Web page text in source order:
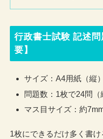
行政書士試験 記述
要】
サイズ：A4用紙（縦）
問題数：1枚で24問（
マス目サイズ：約
1枚にできるだけ多く書